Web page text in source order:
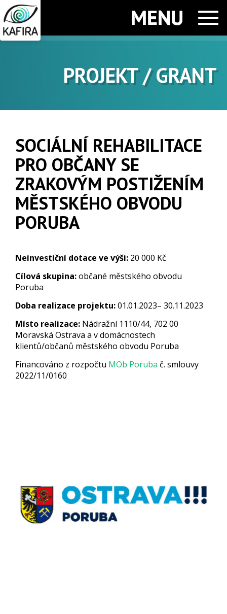
PROJEKT / GRANT
SOCIÁLNÍ REHABILITACE
PRO OBČANY SE
ZRAKOVÝM POSTIŽENÍM
MĚSTSKÉHO OBVODU
PORUBA
Neinvestiční dotace ve výši: 20 000 Kč
Cílová skupina:občané městského obvodu
Poruba
Doba realizace projektu:01.01.2023– 30.11.2023
Místo realizace: Nádražní 1110/44, 702 00
Moravská Ostrava a v domácnostech
klientů/občanů městského obvodu Poruba
Financováno z rozpočtu MOb Poruba č. smlouvy
2022/11/0160